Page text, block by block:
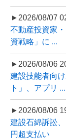
►2026/08/07
不動産投資家
資戦略」に ...
►2026/08/06
建設技能者向
ト」、アプリ ...
►2026/08/06
建設石綿訴訟
円超支払い